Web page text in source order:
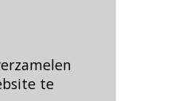
te